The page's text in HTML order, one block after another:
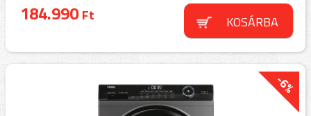
184.990Ft KOSÁRBA
-6%